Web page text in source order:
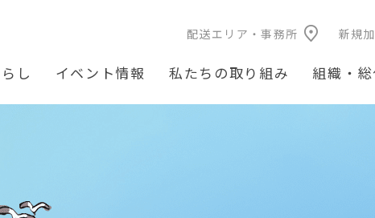
配送エリア・事務所 新規
し イベント情報 私たちの取り組み 組織・